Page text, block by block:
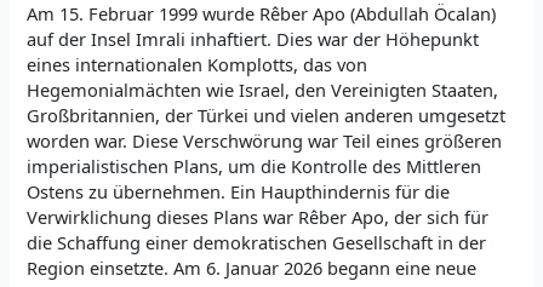
Am 15. Februar 1999 wurde Rêber Apo (Abdullah Öcalan)
auf der Insel Imrali inhaftiert. Dies war der Höhepunkt
eines internationalen Komplotts, das von
Hegemonialmächten wie Israel, den Vereinigten Staaten,
Großbritannien, der Türkei und vielen anderen umgesetzt
worden war. Diese Verschwörung war Teil eines größeren
imperialistischen Plans, um die Kontrolle des Mittleren
Ostens zu übernehmen. Ein Haupthindernis für die
Verwirklichung dieses Plans war Rêber Apo, der sich für
die Schaffung einer demokratischen Gesellschaft in der
Region einsetzte. Am 6. Januar 2026 begann eine neue